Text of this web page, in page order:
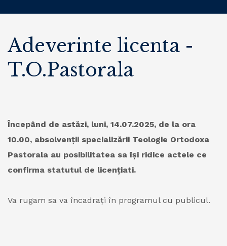
Adeverinte licenta -
T.O.Pastorala
Începând de astăzi, luni, 14.07.2025, de la ora
10.00, absolvenții specializării Teologie Ortodoxa
Pastorala au posibilitatea sa își ridice actele ce
confirma statutul de licențiati.
Va rugam sa va încadrați în programul cu publicul.